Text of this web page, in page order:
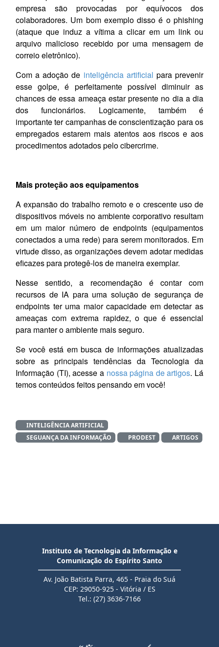
empresa são provocadas por equívocos dos
colaboradores. Um bom exemplo disso é o phishing
(ataque que induz a vítima a clicar em um link ou
arquivo malicioso recebido por uma mensagem de
correio eletrônico).
Com a adoção de inteligência artificial para prevenir
esse golpe, é perfeitamente possível diminuir as
chances de essa ameaça estar presente no dia a dia
dos funcionários. Logicamente, também é
importantetercampanhas de conscientização para os
empregados estarem mais atentos aos riscos e aos
procedimentos adotados pelo cibercrime.
Mais proteção aos equipamentos
A expansão do trabalho remoto e o crescente uso de
dispositivos móveis no ambiente corporativo resultam
em um maior número de endpoints (equipamentos
conectados a uma rede) para serem monitorados. Em
virtude disso, as organizações devem adotar medidas
eficazes para protegê-los de maneira exemplar.
Nesse sentido, a recomendação é contar com
recursos de IA para uma solução de segurança de
endpoints teruma maior capacidade em detectar as
ameaças com extrema rapidez, o que é essencial
para manter o ambiente mais seguro.
Se você está em busca de informações atualizadas
sobre as principais tendências da Tecnologia da
Informação (TI), acesse a nossa página de artigos. Lá
temos conteúdos feitos pensando em você!
INTELIGÊNCIA ARTIFICIAL
SEGUANÇA DA INFORMAÇÃO
PRODEST ARTIGOS
Instituto de Tecnologia da Informação e
Comunicação do Espírito Santo
Av. João Batista Parra, 465 - Praia do Suá
CEP: 29050-925 - Vitória / ES
Tel.: (27) 3636-7166